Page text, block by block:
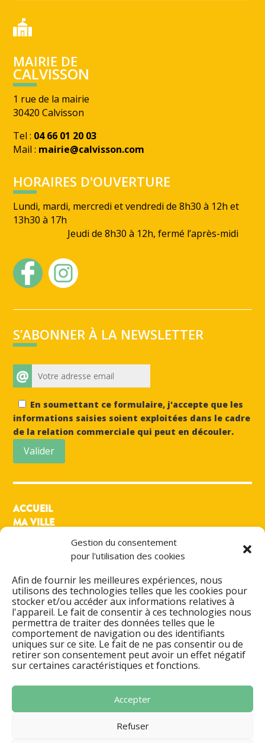
Gestion du consentement
pour l'utilisation des cookies
Afin de fournir les meilleures expériences, nous
utilisons des technologies telles que les cookies pour
stocker et/ou accéder aux informations relatives à
l'appareil. Le fait de consentir à ces technologies nous
permettra de traiter des données telles que le
comportement de navigation ou des identifiants
uniques sur ce site. Le fait de ne pas consentir ou de
retirer son consentement peut avoir un effet négatif
sur certaines caractéristiques et fonctions.
Accepter
Refuser
ACCUEIL
MA VILLE
ACTIONS & PROJETS
DÉMARCHES ADMINISTRATIVES
ESPACE FAMILLE
AGENDA CULTUREL
ANNUAIRES & CONTACT
MENTIONS LÉGALES
SIGNALER UN DYSFONCTIONNEMENT
MAIRIE DE
CALVISSON
1 rue de la mairie
30420 Calvisson
Tel : 04 66 01 20 03
Mail : mairie@calvisson.com
HORAIRES D'OUVERTURE
Lundi, mardi, mercredi et vendredi de 8h30 à 12h et
13h30 à 17h
Jeudi de 8h30 à 12h, fermé l’après-midi
S’ABONNER À LA NEWSLETTER
@
En soumettant ce formulaire, j'accepte que les
informations saisies soient exploitées dans le cadre
de la relation commerciale qui peut en découler.
Valider